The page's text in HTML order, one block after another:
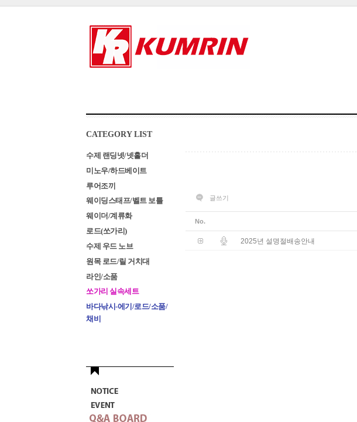
CATEGORY LIST
수제 랜딩넷/넷홀더
미노우/하드베이트
루어조끼
웨이딩스태프/벨트 보틀
웨이더/계류화
로드(쏘가리)
수제 우드 노브
원목 로드/릴 거치대
라인/소품
쏘가리 실속세트
바다낚시-에기/로드/소품/
채비
글쓰기
No.
2025년 설명절배송안내